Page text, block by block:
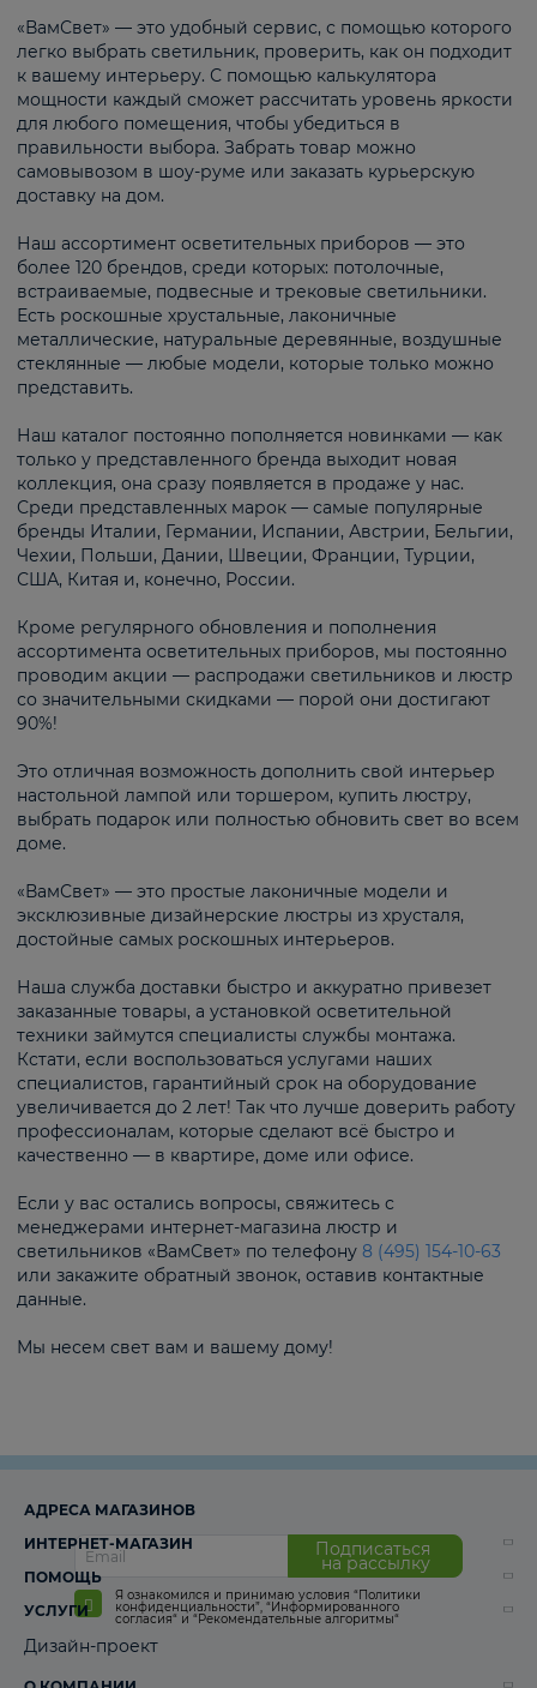
«ВамСвет» — это удобный сервис, с помощью которого
легко выбрать светильник, проверить, как он подходит
к вашему интерьеру. С помощью калькулятора
мощности каждый сможет рассчитать уровень яркости
для любого помещения, чтобы убедиться в
правильности выбора. Забрать товар можно
самовывозом в шоу-руме или заказать курьерскую
доставку на дом.
Наш ассортимент осветительных приборов — это
более 120 брендов, среди которых: потолочные,
встраиваемые, подвесные и трековые светильники.
Есть роскошные хрустальные, лаконичные
металлические, натуральные деревянные, воздушные
стеклянные — любые модели, которые только можно
представить.
Наш каталог постоянно пополняется новинками — как
только у представленного бренда выходит новая
коллекция, она сразу появляется в продаже у нас.
Среди представленных марок — самые популярные
бренды Италии, Германии, Испании, Австрии, Бельгии,
Чехии, Польши, Дании, Швеции, Франции, Турции,
США, Китая и, конечно, России.
Кроме регулярного обновления и пополнения
ассортимента осветительных приборов, мы постоянно
проводим акции — распродажи светильников и люстр
со значительными скидками — порой они достигают
90%!
Это отличная возможность дополнить свой интерьер
настольной лампой или торшером, купить люстру,
выбрать подарок или полностью обновить свет во всем
доме.
«ВамСвет» — это простые лаконичные модели и
эксклюзивные дизайнерские люстры из хрусталя,
достойные самых роскошных интерьеров.
Наша служба доставки быстро и аккуратно привезет
заказанные товары, а установкой осветительной
техники займутся специалисты службы монтажа.
Кстати, если воспользоваться услугами наших
специалистов, гарантийный срок на оборудование
увеличивается до 2 лет! Так что лучше доверить работу
профессионалам, которые сделают всё быстро и
качественно — в квартире, доме или офисе.
Если у вас остались вопросы, свяжитесь с
менеджерами интернет-магазина люстр и
светильников «ВамСвет» по телефону 8 (495) 154-10-63
или закажите обратный звонок, оставив контактные
данные.
Мы несем свет вам и вашему дому!
Подписаться
на рассылку
Я ознакомился и принимаю условия “Политики
конфиденциальности”, “Информированного
согласия“ и “Рекомендательные алгоритмы“
АДРЕСА МАГАЗИНОВ
ИНТЕРНЕТ-МАГАЗИН
ПОМОЩЬ
УСЛУГИ
Дизайн-проект